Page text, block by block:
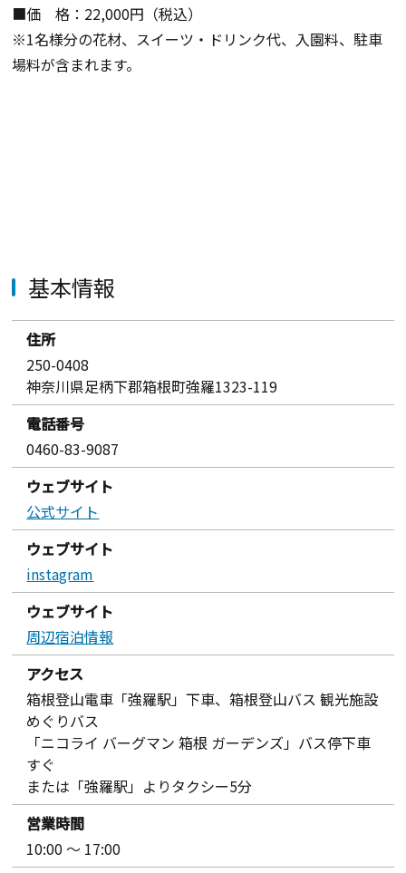
■価 格： 22,000円（税込）
※1名様分の花材、スイーツ・ドリンク代、入園料、駐車
場料が含まれます。
基本情報
住所
250-0408
神奈川県足柄下郡箱根町強羅1323-119
電話番号
0460-83-9087
ウェブサイト
公式サイト
ウェブサイト
instagram
ウェブサイト
周辺宿泊情報
アクセス
箱根登山電車「強羅駅」下車、箱根登山バス 観光施設
めぐりバス
「ニコライ バーグマン 箱根 ガーデンズ」バス停下車
すぐ
または「強羅駅」よりタクシー5分
営業時間
10:00 ～ 17:00